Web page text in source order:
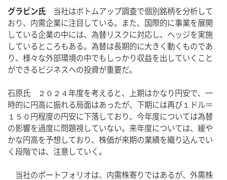
グラビン氏 当社はボトムアップ調査で個別銘柄を分析して
おり、内需企業に注目している。また、国際的に事業を展開
している企業の中には、為替リスクに対応し、ヘッジを実施
しているところもある。為替は長期的に大きく動くものであ
り、様々な外部環境の中でもしっかり収益を出していくこと
ができるビジネスへの投資が重要だ。
石原氏　２０２４年度を考えると、上期はかなり円安で、一
時的に円高に振れる局面はあったが、下期には再び１ドル＝
１５０円程度の円安に下落しており、今年度については為替
の影響を過度に問題視していない。来年度については、緩や
かな円高を予想しており、株価が来期の業績を織り込んでい
く段階では、注意していく。
当社のポートフォリオは、内需株寄りではあるが、外需株